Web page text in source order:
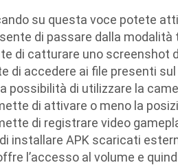
su questa voce potete
di passare dalla
di catturare uno screenshot
di accedere ai file presenti sul
possibilità di utilizzare la
di attivare o meno la
di registrare video
installare APK scaricati
l’accesso al volume e